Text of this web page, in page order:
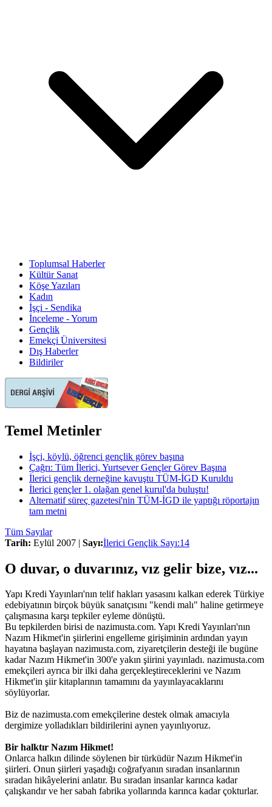
Toplumsal Haberler
Kültür Sanat
Köşe Yazıları
Kadın
İşçi - Sendika
İnceleme - Yorum
Gençlik
Emekçi Üniversitesi
Dış Haberler
Bildiriler
Temel Metinler
İşçi, köylü, öğrenci gençlik görev başına
Çağrı: Tüm İlerici, Yurtsever Gençler Görev Başına
İlerici gençlik derneğine kavuştu TÜM-İGD Kuruldu
İlerici gençler 1. olağan genel kurul'da buluştu!
Alternatif süreç gazetesi'nin TÜM-İGD ile yaptığı röportajın
tam metni
Tüm Sayılar
Tarih: Eylül 2007 | Sayı:İlerici Gençlik Sayı:14
O duvar, o duvarınız, vız gelir bize, vız...
Yapı Kredi Yayınları'nın telif hakları yasasını kalkan ederek Türkiye
edebiyatının birçok büyük sanatçısını "kendi malı" haline getirmeye
çalışmasına karşı tepkiler eyleme dönüştü.
Bu tepkilerden birisi de nazimusta.com. Yapı Kredi Yayınları'nın
Nazım Hikmet'in şiirlerini engelleme girişiminin ardından yayın
hayatına başlayan nazimusta.com, ziyaretçilerin desteği ile bugüne
kadar Nazım Hikmet'in 300'e yakın şiirini yayınladı. nazimusta.com
emekçileri ayrıca bir ilki daha gerçekleştireceklerini ve Nazım
Hikmet'in şiir kitaplarının tamamını da yayınlayacaklarını
söylüyorlar.
Biz de nazimusta.com emekçilerine destek olmak amacıyla
dergimize yolladıkları bildirilerini aynen yayınlıyoruz.
Bir halktır Nazım Hikmet!
Onlarca halkın dilinde söylenen bir türküdür Nazım Hikmet'in
şiirleri. Onun şiirleri yaşadığı coğrafyanın sıradan insanlarının
sıradan hikâyelerini anlatır. Bu sıradan insanlar karınca kadar
çalışkandır ve her sabah fabrika yollarında karınca kadar çokturlar.